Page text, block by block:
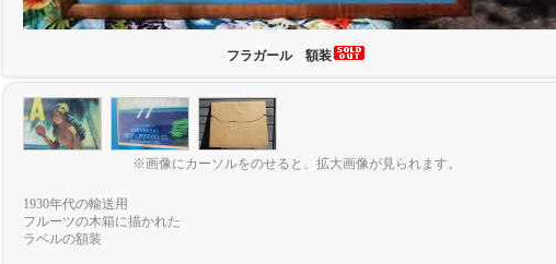
フラガール 額装
※画像にカーソルをのせると、拡大画像が見られます。
1930年代の輸送用
フルーツの木箱に描かれた
ラベルの額装